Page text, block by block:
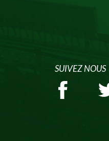
SUIVEZ NOUS